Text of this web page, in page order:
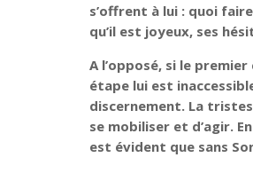
s’offrent à lui : quoi
qu’il est joyeux, ses
A l’opposé, si le
étape lui est
discernement. La
se mobiliser et d’agir.
est évident que sans